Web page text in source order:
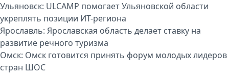
Ульяновск: ULCAMP помогает Ульяновской области
укреплять позиции ИТ-региона
Ярославль: Ярославская область делает ставку на
развитие речного туризма
Омск: Омск готовится принять форум молодых лидеров
стран ШОС